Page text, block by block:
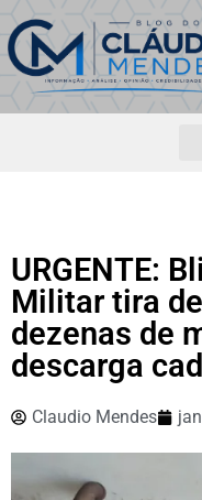
URGENTE:
Militar tira
dezenas de
descarga
Claudio Mendes